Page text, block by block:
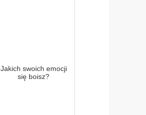
Jakich swoich emocji
się boisz?